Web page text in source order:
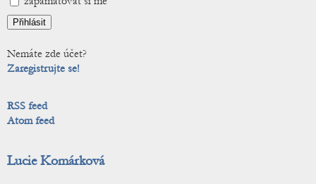
Nemáte zde účet?
Zaregistrujte se!
RSS feed
Atom feed
Lucie Komárková